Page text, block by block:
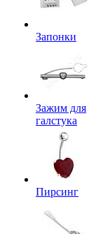
Запонки
Зажим для
галстука
Пирсинг